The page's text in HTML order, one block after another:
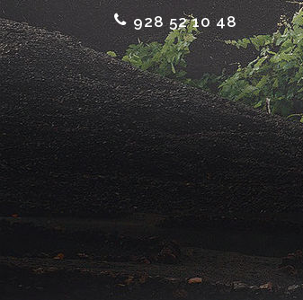
928 52 10 48